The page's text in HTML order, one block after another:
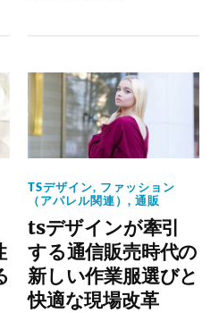
TSデザイン, ファッション
（アパレル関連）,通販
tsデザインが牽引
する通信販売時代の
新しい作業服選びと
快適な現場改革